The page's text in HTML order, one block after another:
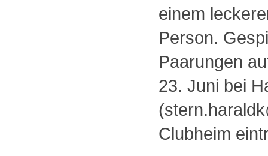
einem
Person.
Paarungen
23. Juni bei
Clubheim